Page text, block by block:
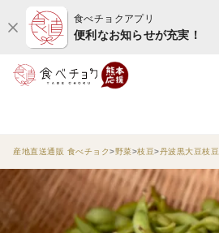
食べチョクアプリ
便利なお知らせが充実！
産地直送通販 食べチョク 野菜 枝豆 丹波黒大豆枝豆